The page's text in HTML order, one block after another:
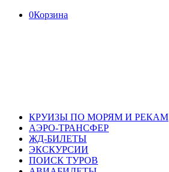
0Корзина
КРУИЗЫ ПО МОРЯМ И РЕКАМ
АЭРО-ТРАНСФЕР
ЖД-БИЛЕТЫ
ЭКСКУРСИИ
ПОИСК ТУРОВ